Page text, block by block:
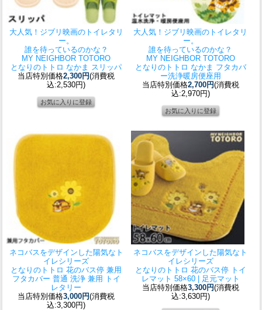
大人気！ジブリ映画のトイレタリ
ー。
誰を待っているのかな？
MY NEIGHBOR TOTORO
となりのトトロ なかま スリッパ
当店特別価格2,300円(消費税
込:2,530円)
大人気！ジブリ映画のトイレタリ
ー。
誰を待っているのかな？
MY NEIGHBOR TOTORO
となりのトトロ なかま フタカバ
ー洗浄暖房便座用
当店特別価格2,700円(消費税
込:2,970円)
ネコバスをデザインした陽気なト
イレシリーズ
となりのトトロ 花のバス停 兼用
フタカバー 普通 洗浄 兼用 トイ
レタリー
当店特別価格3,000円(消費税
込:3,300円)
ネコバスをデザインした陽気なト
イレシリーズ
となりのトトロ 花のバス停 トイ
レマット 58×60 | 足元マット
当店特別価格3,300円(消費税
込:3,630円)